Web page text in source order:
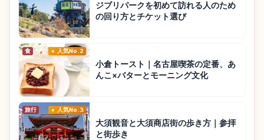
ジブリパークを初めて訪れる人のため
の回り方とチケット選び
食 人気No.2
小倉トースト｜名古屋喫茶の定番、あ
んこ×バターとモーニング文化
旅行 人気No.3
大須観音と大須商店街の歩き方｜参拝
と街歩き